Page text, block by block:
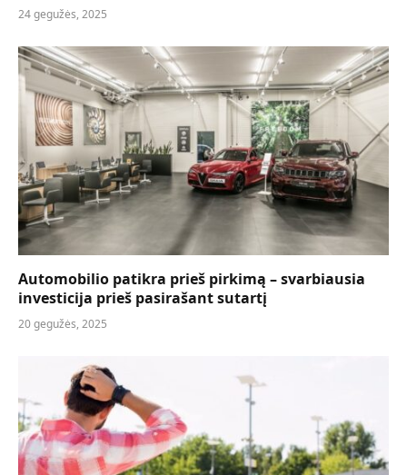
24 gegužės, 2025
Automobilio patikra prieš pirkimą – svarbiausia
investicija prieš pasirašant sutartį
20 gegužės, 2025